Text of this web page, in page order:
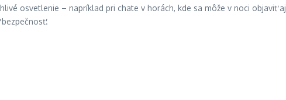
osvetlenie – napríklad pri chate v horách, kde sa môže v noci objaviť aj